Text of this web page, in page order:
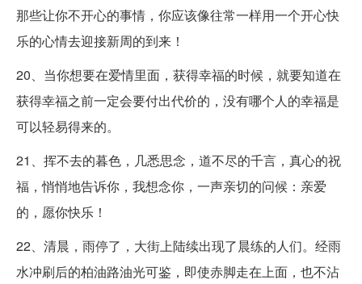
那些让你不开心的事情，你应该像往常一样用一个开心快
乐的心情去迎接新周的到来！
20、当你想要在爱情里面，获得幸福的时候，就要知道在
获得幸福之前一定会要付出代价的，没有哪个人的幸福是
可以轻易得来的。
21、挥不去的暮色，几悉思念，道不尽的千言，真心的祝
福，悄悄地告诉你，我想念你，一声亲切的问候：亲爱
的，愿你快乐！
22、清晨，雨停了，大街上陆续出现了晨练的人们。经雨
水冲刷后的柏油路油光可鉴，即使赤脚走在上面，也不沾